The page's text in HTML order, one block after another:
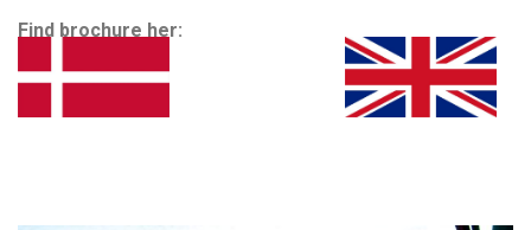
Find brochure her: